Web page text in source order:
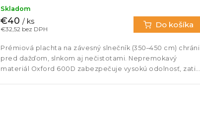
Skladom
€32,52 bez DPH
€40 / ks Do košíka
Prémiová plachta na závesný slnečník (350–450 cm) chráni
pred dažďom, slnkom aj nečistotami. Nepremokavý
materiál Oxford 600D zabezpečuje vysokú odolnosť, zatiaľ